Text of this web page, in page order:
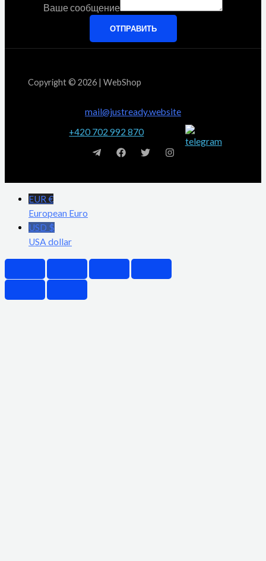
Ваше сообщение
ОТПРАВИТЬ
Copyright © 2026 | WebShop
mail@justready.website
+420 702 992 870
EUR €
European Euro
USD $
USA dollar